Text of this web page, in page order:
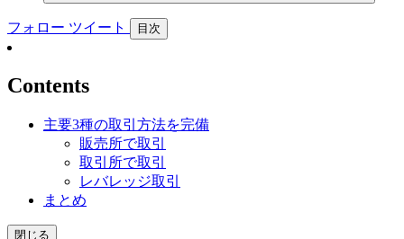
フォロー ツイート 目次
Contents
主要3種の取引方法を完備
販売所で取引
取引所で取引
レバレッジ取引
まとめ
閉じる